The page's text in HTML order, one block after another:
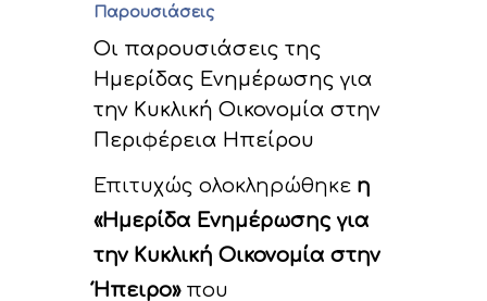
Παρουσιάσεις
Οι παρουσιάσεις της
Ημερίδας Ενημέρωσης για
την Κυκλική Οικονομία στην
Περιφέρεια Ηπείρου
Επιτυχώς ολοκληρώθηκε η
«Ημερίδα Ενημέρωσης για
την Κυκλική Οικονομία στην
Ήπειρο»που